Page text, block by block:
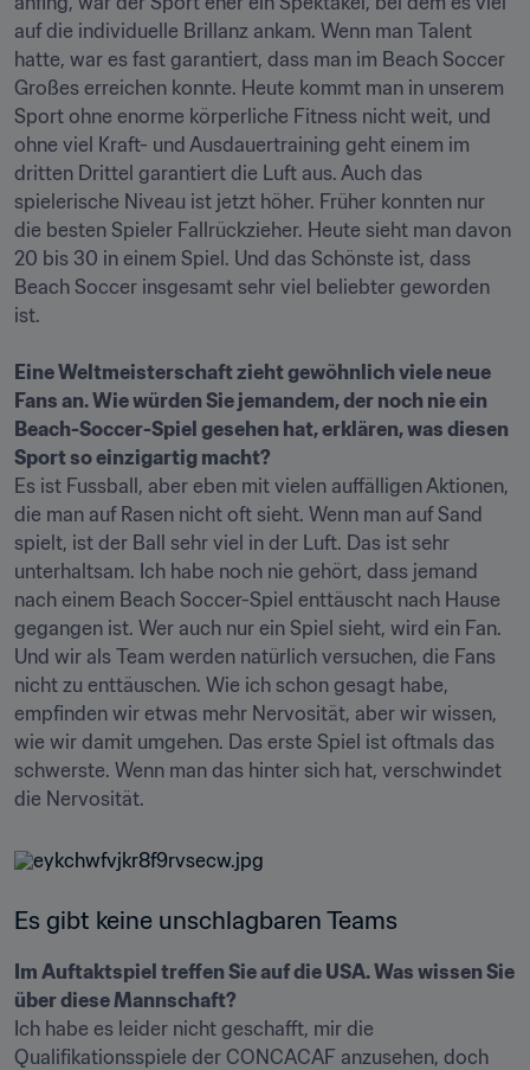
auf die individuelle Brillanz ankam. Wenn man Talent
hatte, war es fast garantiert, dass man im Beach Soccer
Großes erreichen konnte. Heute kommt man in unserem
Sport ohne enorme körperliche Fitness nicht weit, und
ohne viel Kraft- und Ausdauertraining geht einem im
dritten Drittel garantiert die Luft aus. Auch das
spielerische Niveau ist jetzt höher. Früher konnten nur
die besten Spieler Fallrückzieher. Heute sieht man davon
20 bis 30 in einem Spiel. Und das Schönste ist, dass
Beach Soccer insgesamt sehr viel beliebter geworden
ist.
Eine Weltmeisterschaft zieht gewöhnlich viele neue
Fans an. Wie würden Sie jemandem, der noch nie ein
Beach-Soccer-Spiel gesehen hat, erklären, was diesen
Sport so einzigartig macht?
Es ist Fussball, aber eben mit vielen auffälligen Aktionen,
die man auf Rasen nicht oft sieht. Wenn man auf Sand
spielt, ist der Ball sehr viel in der Luft. Das ist sehr
unterhaltsam. Ich habe noch nie gehört, dass jemand
nach einem Beach Soccer-Spiel enttäuscht nach Hause
gegangen ist. Wer auch nur ein Spiel sieht, wird ein Fan.
Und wir als Team werden natürlich versuchen, die Fans
nicht zu enttäuschen. Wie ich schon gesagt habe,
empfinden wir etwas mehr Nervosität, aber wir wissen,
wie wir damit umgehen. Das erste Spiel ist oftmals das
schwerste. Wenn man das hinter sich hat, verschwindet
die Nervosität.
Es gibt keine unschlagbaren Teams
Im Auftaktspiel treffen Sie auf die USA. Was wissen Sie
über diese Mannschaft?
Ich habe es leider nicht geschafft, mir die
Qualifikationsspiele der CONCACAF anzusehen, doch